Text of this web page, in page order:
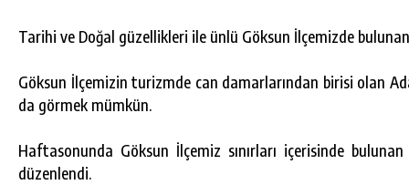
Tarihi ve Doğal güzellikleri ile ünlü Göksun İlçemizde
Göksun İlçemizin turizmde can damarlarından birisi olan
da görmek mümkün.
Haftasonunda Göksun İlçemiz sınırları içerisinde
düzenlendi.